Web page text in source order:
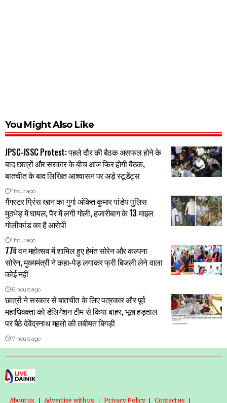
You Might Also Like
JPSC-JSSC Protest: पहले दौर की बैठक असफल होने के
बाद छात्रों और सरकार के बीच आज फिर होगी बैठक,
बातचीत के बाद लिखित आश्वासन पर अड़े स्टूडेंट्स
1 hour ago
गैंगस्टर प्रिंस खान का गुर्गा अंकित कुमार पांडेय पुलिस
मुठभेड़ में घायल, पैर में लगी गोली, हजारीबाग के 13 माइल
गोलीकांड का है आरोपी
1 hour ago
77वें वन महोत्सव में शामिल हुए हेमंत सोरेन और कल्पना
सोरेन, मुख्यमंत्री ने कहा-पेड़ लगाकर फ्री बिजली लेने वाला
कोई नहीं
16 hours ago
छात्रों ने सरकार से बातचीत के लिए पत्रकार और पूर्व
महाधिवक्ता को डेलिगेशन टीम से किया बाहर, भूख हड़ताल
पर बैठे देवेंद्रनाथ महतो की तबीयत बिगड़ी
17 hours ago
About us Advertise with us Privacy Policy Contact us